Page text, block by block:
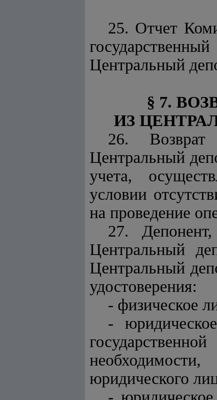
25. Отчет
Центральный
§ 7.
ИЗ
26.
Центральный
учета,
условии
на проведение
27.
Центральный
Центральный
удостоверения:
- физическое
-
юридического